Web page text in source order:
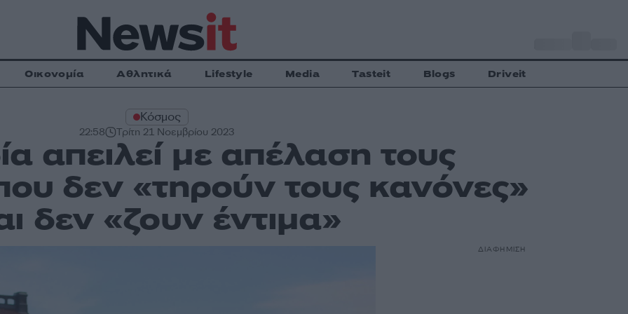
Οικονομία Αθλητικά Lifestyle Media Tasteit Blogs Driveit
Κόσμος
22:58 Τρίτη 21 Νοεμβρίου 2023
απειλεί με απέλαση τους
δεν «τηρούν τους κανόνες»
δεν «ζουν έντιμα»
ΔΙΑΦΗΜΙΣΗ